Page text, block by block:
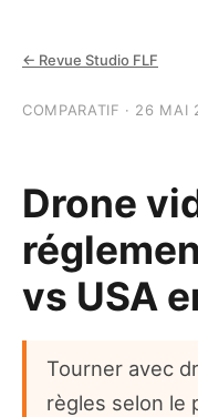
← Revue Studio FLF
COMPARATIF · 26 MAI
Drone
vs USA
Tourner avec
règles selon le